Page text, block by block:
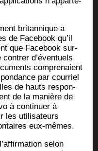
bri­tan­nique a
de Face­book qu’il
que Face­book sur­
d’é­ven­tuels
com­pre­naient
par cour­riel
de hauts res­pon­
de la manière de
à conti­nuer à
les uti­li­sa­teurs
eux-mêmes.
selon